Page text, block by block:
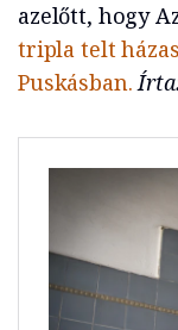
azelőtt, hogy
tripla telt
Puskásban.